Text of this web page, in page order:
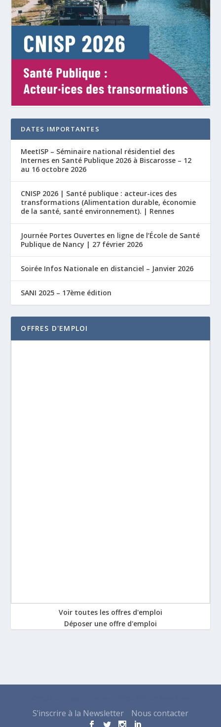
DATES IMPORTANTES
MeetISP – Séminaire national résidentiel des
Internes en Santé Publique 2026 à Biscarosse – 12
au 16 octobre 2026
CNISP 2026 | Santé publique : acteur-ices des
transformations (Alimentation durable, économie
de la santé, santé environnement). | Rennes
Journée Portes Ouvertes en ligne de l’École de Santé
Publique de Nancy | 27 février 2026
Soirée Infos Nationale en distanciel – Janvier 2026
SANI 2025 – 17ème édition
OFFRES D'EMPLOI
Voir toutes les offres d'emploi
Déposer une offre d'emploi
S’inscrire à la Newsletter Nous contacter